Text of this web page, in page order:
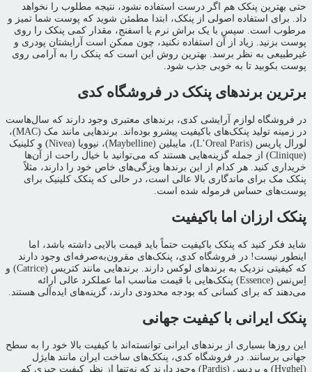
حتی بهترین پنکک هم اگر درست استفاده نشود، نتیجه مطلوب را نخواهد
داد. برای استفاده اصولی از پنکک، ابتدا مطمئن شوید که پوست شما تمیز و
مرطوب است. سپس با یک براش نرم یا اسفنج، مقدار کمی پنکک را روی
پوست بزنید. زیاد از آن استفاده نکنید، چون ممکن است آرایشتان پودری و
غیرطبیعی به نظر برسد. بهترین روش این است که پنکک را به آرامی روی
پوست بکوبید تا به خوبی جذب شود.
برترین برندهای پنکک در فروشگاه کدی
در فروشگاه لوازم آرایشی کدی، برندهای معتبری وجود دارند که سال‌هاست
در زمینه تولید پنکک‌های باکیفیت پیشرو بوده‌اند. برندهایی مانند مک (MAC)،
لورال پاریس (L’Oreal Paris)، مایبلین (Maybelline)، نیوویا (Nivea) و کلینیک
(Clinique) از جمله گزینه‌هایی هستند که می‌توانید با خیال راحت از آن‌ها
خریداری کنید. هر کدام از این برندها ویژگی‌های خاص خود را دارند، مثلاً
پنکک مک برای ماندگاری بالا عالی است، در حالی که پنکک کلینیک برای
پوست‌های حساس فرموله شده است.
پنکک ارزان اما باکیفیت
شاید فکر کنید که پنکک باکیفیت حتماً باید قیمت بالایی داشته باشد، اما
اینطور نیست! در فروشگاه کدی، پنکک‌های مقرون‌به‌صرفه‌ای وجود دارند
که کیفیتی نزدیک به برندهای لوکس دارند. برندهایی مانند کتریس (Catrice) و
اِس‌نس (Essence) پنکک‌هایی با قیمت مناسب اما عملکرد عالی ارائه
می‌دهند که برای کسانی که بودجه محدودی دارند، گزینه‌های ایده‌آلی هستند.
پنکک ایرانی با کیفیت جهانی
این روزها بسیاری از برندهای ایرانی توانسته‌اند با کیفیت بالا خود را به سطح
جهانی برسانند. در فروشگاه کدی، پنکک‌های ساخت ایران مانند هایژل
(Hyghel) و پردیس (Pardis) وجود دارند که نه‌تنها از نظر کیفیت چیزی کم